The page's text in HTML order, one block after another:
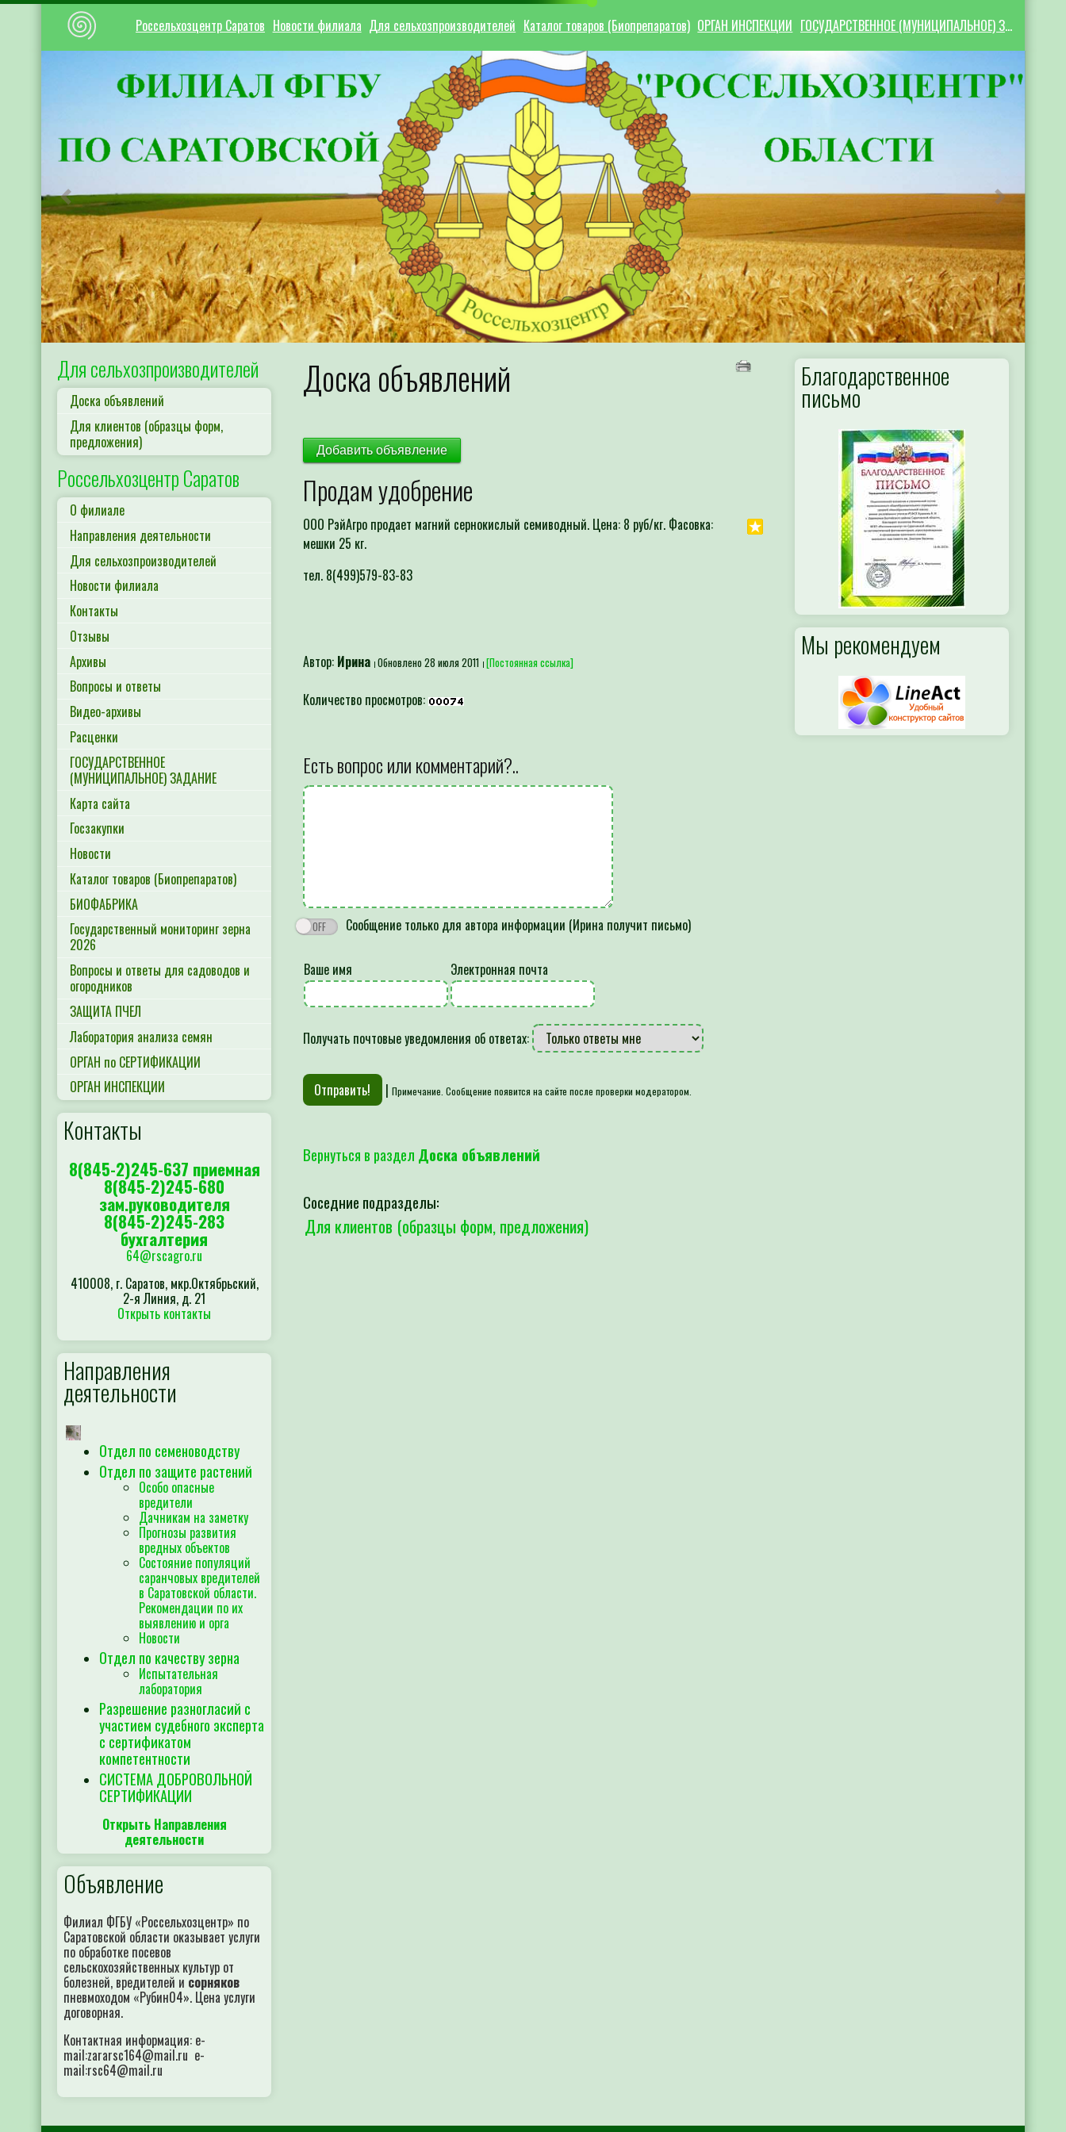
Россельхозцентр Саратов Новости филиала Для сельхозпроизводителей Каталог товаров (Биопрепаратов) ОРГАН ИНСПЕКЦИИ ГОСУДАРСТВЕННОЕ (МУНИЦИПАЛЬНОЕ) ЗАДАНИЕ
Предыдущий Следующий
Для сельхозпроизводителей
Доска объявлений
Для клиентов (образцы форм,
предложения)
Россельхозцентр Саратов
О филиале
Направления деятельности
Для сельхозпроизводителей
Новости филиала
Контакты
Отзывы
Архивы
Вопросы и ответы
Видео-архивы
Расценки
ГОСУДАРСТВЕННОЕ
(МУНИЦИПАЛЬНОЕ) ЗАДАНИЕ
Карта сайта
Госзакупки
Новости
Каталог товаров (Биопрепаратов)
БИОФАБРИКА
Государственный мониторинг зерна
2026
Вопросы и ответы для садоводов и
огородников
ЗАЩИТА ПЧЕЛ
Лаборатория анализа семян
ОРГАН по СЕРТИФИКАЦИИ
ОРГАН ИНСПЕКЦИИ
Контакты
8(845-2)245-637 приемная
8(845-2)245-680
зам.руководителя
8(845-2)245-283
бухгалтерия
64@rscagro.ru
410008, г. Саратов, мкр.Октябрьский,
2-я Линия, д. 21
Открыть контакты
Направления
деятельности
Отдел по семеноводству
Отдел по защите растений
Особо опасные
вредители
Дачникам на заметку
Прогнозы развития
вредных объектов
Состояние популяций
саранчовых вредителей
в Саратовской области.
Рекомендации по их
выявлению и орга
Новости
Отдел по качеству зерна
Испытательная
лаборатория
Разрешение разногласий с
участием судебного эксперта
с сертификатом
компетентности
СИСТЕМА ДОБРОВОЛЬНОЙ
СЕРТИФИКАЦИИ
Открыть Направления
деятельности
Объявление
Филиал ФГБУ «Россельхозцентр» по
Саратовской области оказывает услуги
по обработке посевов
сельскохозяйственных культур от
болезней, вредителей и сорняков
пневмоходом «Рубин04». Цена услуги
договорная.
Контактная информация: e-
mail:zararsc164@mail.ru e-
mail:rsc64@mail.ru
Доска объявлений
Добавить объявление
Продам удобрение
ООО РэйАгро продает магний сернокислый семиводный. Цена: 8 руб/кг. Фасовка:
мешки 25 кг.
тел. 8(499)579-83-83
Автор: Ирина Обновлено 28 июля 2011 [Постоянная ссылка]
Количество просмотров:
Есть вопрос или комментарий?..
Сообщение только для автора информации (Ирина получит письмо)
Ваше имя Электронная почта
Получать почтовые уведомления об ответах:
| Примечание. Сообщение появится на сайте после проверки модератором.
Вернуться в раздел Доска объявлений
Соседние подразделы:
Для клиентов (образцы форм, предложения)
Благодарственное
письмо
Мы рекомендуем